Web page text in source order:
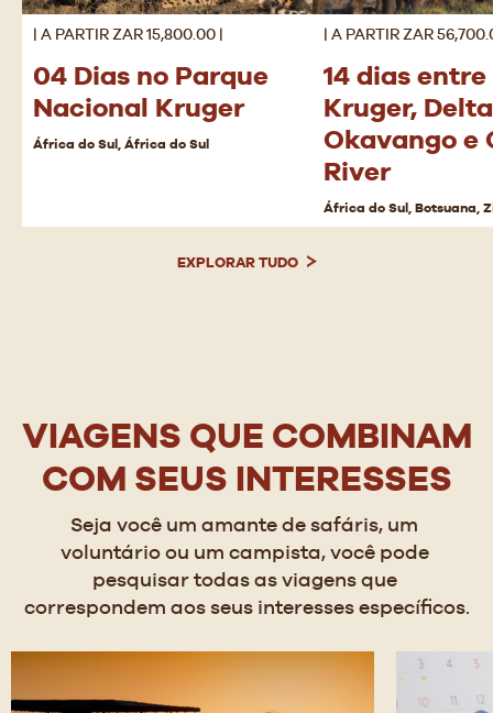
| A PARTIR ZAR 15,800.00 |
04 Dias no Parque
Nacional Kruger
África do Sul, África do Sul
| A PARTIR ZAR
14 dias entre
Kruger,
Okavango e
River
África do Sul, Botsuana,
EXPLORAR TUDO
VIAGENS QUE COMBINAM
COM SEUS INTERESSES
Seja você um amante de safáris, um
voluntário ou um campista, você pode
pesquisar todas as viagens que
correspondem aos seus interesses específicos.